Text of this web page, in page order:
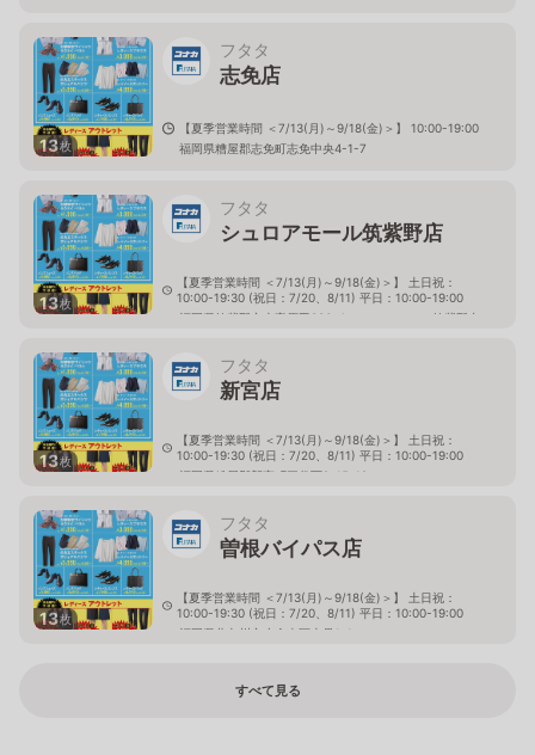
13枚
フタタ
志免店
【夏季営業時間 ＜7/13(月)～9/18(金)＞】 10:00-19:00
福岡県糟屋郡志免町志免中央4-1-7
13枚
フタタ
シュロアモール筑紫野店
【夏季営業時間 ＜7/13(月)～9/18(金)＞】 土日祝：
10:00-19:30 (祝日：7/20、8/11) 平日：10:00-19:00
福岡県筑紫野市大字原田836-4 シュロアモール筑紫野内
13枚
フタタ
新宮店
【夏季営業時間 ＜7/13(月)～9/18(金)＞】 土日祝：
10:00-19:30 (祝日：7/20、8/11) 平日：10:00-19:00
福岡県糟屋郡新宮町三代西2-15-12
13枚
フタタ
曽根バイパス店
【夏季営業時間 ＜7/13(月)～9/18(金)＞】 土日祝：
10:00-19:30 (祝日：7/20、8/11) 平日：10:00-19:00
福岡県北九州市小倉南区上貫1-1
すべて見る